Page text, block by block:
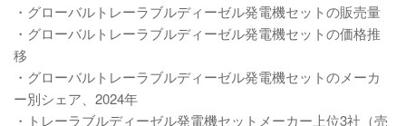
・グローバルトレーラブルディーゼル発電機セットの販売量
・グローバルトレーラブルディーゼル発電機セットの価格推
移
・グローバルトレーラブルディーゼル発電機セットのメーカ
ー別シェア、2024年
・トレーラブルディーゼル発電機セットメーカー上位3社（売